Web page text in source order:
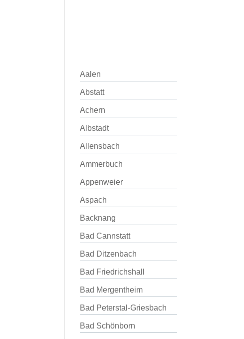
Aalen
Abstatt
Achern
Albstadt
Allensbach
Ammerbuch
Appenweier
Aspach
Backnang
Bad Cannstatt
Bad Ditzenbach
Bad Friedrichshall
Bad Mergentheim
Bad Peterstal-Griesbach
Bad Schönborn